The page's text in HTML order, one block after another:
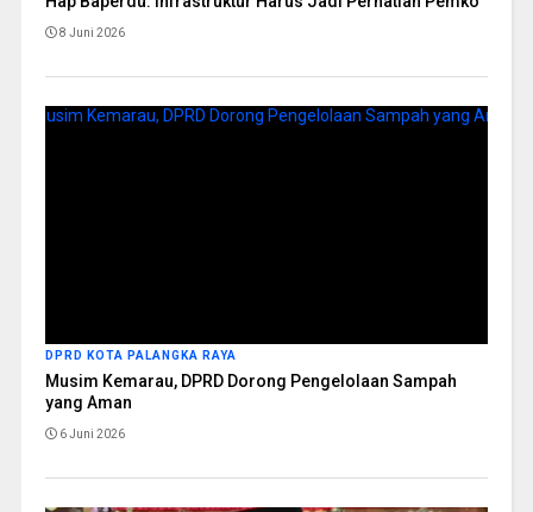
8 Juni 2026
DPRD KOTA PALANGKA RAYA
Musim Kemarau, DPRD Dorong Pengelolaan Sampah
yang Aman
6 Juni 2026